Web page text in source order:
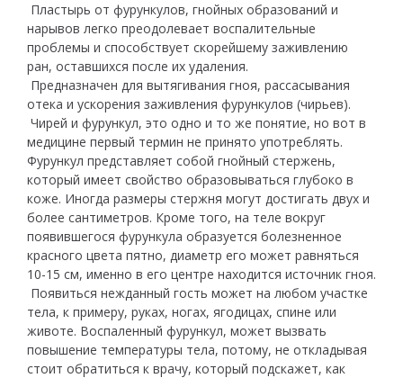
Пластырь от фурункулов, гнойных образований и
нарывов легко преодолевает воспалительные
проблемы и способствует скорейшему заживлению
ран, оставшихся после их удаления.
Предназначен для вытягивания гноя, рассасывания
отека и ускорения заживления фурункулов (чирьев).
Чирей и фурункул, это одно и то же понятие, но вот в
медицине первый термин не принято употреблять.
Фурункул представляет собой гнойный стержень,
который имеет свойство образовываться глубоко в
коже. Иногда размеры стержня могут достигать двух и
более сантиметров. Кроме того, на теле вокруг
появившегося фурункула образуется болезненное
красного цвета пятно, диаметр его может равняться
10-15 см, именно в его центре находится источник гноя.
Появиться нежданный гость может на любом участке
тела, к примеру, руках, ногах, ягодицах, спине или
животе. Воспаленный фурункул, может вызвать
повышение температуры тела, потому, не откладывая
стоит обратиться к врачу, который подскажет, как